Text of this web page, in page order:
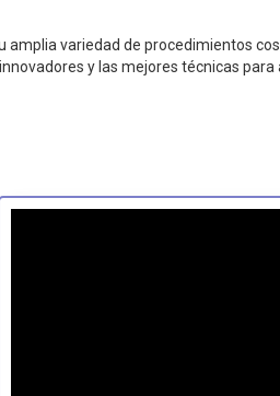
amplia variedad de procedimientos
y las mejores técnicas